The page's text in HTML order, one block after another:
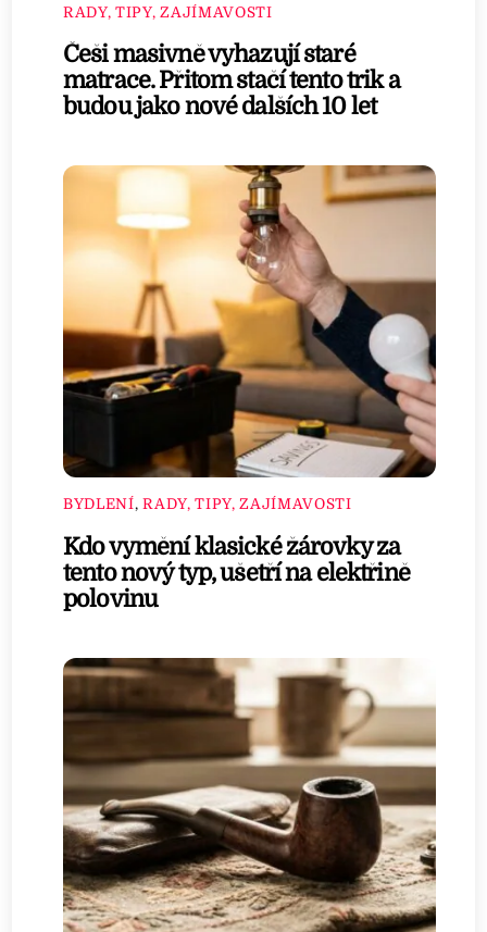
RADY, TIPY, ZAJÍMAVOSTI
Češi masivně vyhazují staré
matrace. Přitom stačí tento trik a
budou jako nové dalších 10 let
BYDLENÍ,RADY, TIPY, ZAJÍMAVOSTI
Kdo vymění klasické žárovky za
tento nový typ, ušetří na elektřině
polovinu